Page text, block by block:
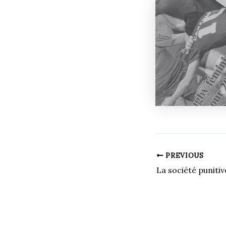
PREVIOUS
La société